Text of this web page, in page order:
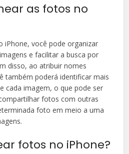
as fotos no
iPhone, você pode organizar
e facilitar a busca por
disso, ao atribuir nomes
também poderá identificar mais
cada imagem, o que pode ser
fotos com outras
foto em meio a uma
fotos no iPhone?